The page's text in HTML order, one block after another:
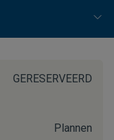
GERESERVEERD
Plannen